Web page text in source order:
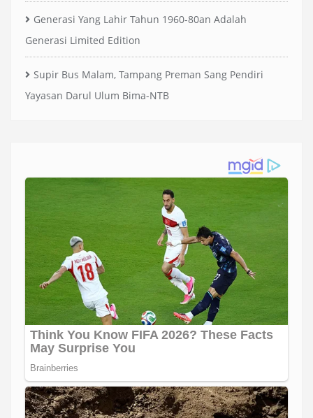
Generasi Yang Lahir Tahun 1960-80an Adalah
Generasi Limited Edition
Supir Bus Malam, Tampang Preman Sang Pendiri
Yayasan Darul Ulum Bima-NTB